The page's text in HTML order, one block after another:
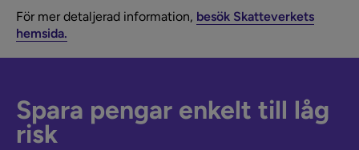
För mer detaljerad information, besök Skatteverkets
hemsida.
Spara pengar enkelt till låg
risk